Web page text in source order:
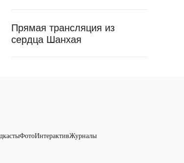
Прямая трансляция из
сердца Шанхая
ФотоИнтерактивЖурналы